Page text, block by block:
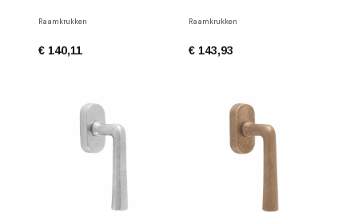
Raamkrukken
€ 140,11
Raamkrukken
€ 143,93